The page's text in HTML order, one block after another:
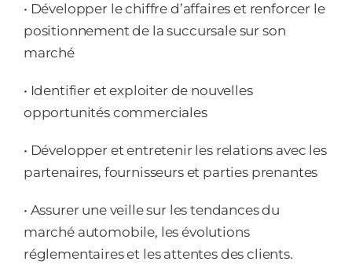
• Développer le chiffre d’affaires et renforcer le
positionnement de la succursale sur son
marché
• Identifier et exploiter de nouvelles
opportunités commerciales
• Développer et entretenir les relations avec les
partenaires, fournisseurs et parties prenantes
• Assurer une veille sur les tendances du
marché automobile, les évolutions
réglementaires et les attentes des clients.